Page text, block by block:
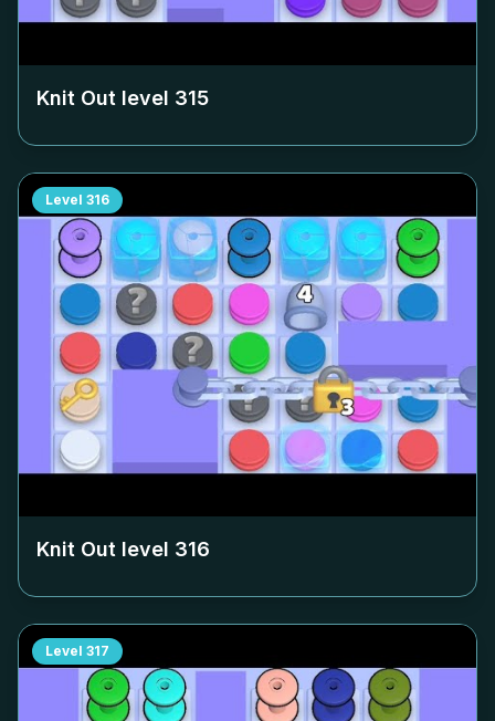
Knit Out level 315
Level 316
Knit Out level 316
Level 317